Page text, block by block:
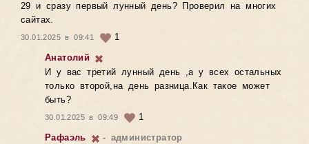
29 и сразу первый лунный день? Проверил на многих
сайтах.
30.01.2025 в 09:41
1
Анатолий
И у вас третий лунный день ,а у всех остальных
только второй,на день разница.Как такое может
быть?
30.01.2025 в 09:49
1
Рафаэль
- администратор